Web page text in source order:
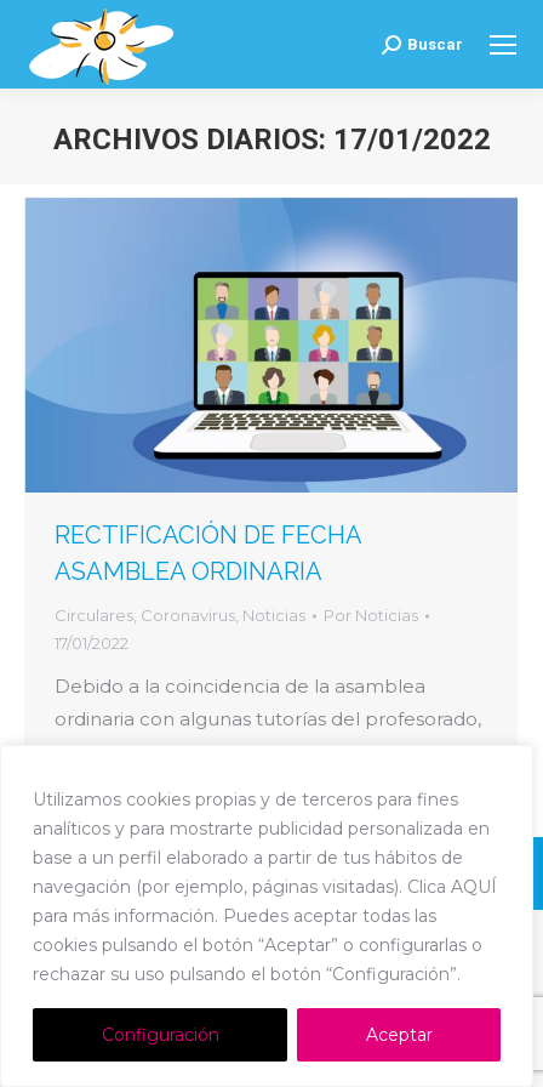
Utilizamos cookies propias y de terceros para fines
analíticos y para mostrarte publicidad personalizada en
base a un perfil elaborado a partir de tus hábitos de
navegación (por ejemplo, páginas visitadas). Clica AQUÍ
para más información. Puedes aceptar todas las
cookies pulsando el botón “Aceptar” o configurarlas o
rechazar su uso pulsando el botón “Configuración”.
Configuración Aceptar
Buscar:
Buscar
ARCHIVOS DIARIOS: 17/01/2022
RECTIFICACIÓN DE FECHA
ASAMBLEA ORDINARIA
Circulares Coronavirus Noticias Por Noticias
17/01/2022
Debido a la coincidencia de la asamblea
ordinaria con algunas tutorías del profesorado,
Dream-Theme — truly premium WordPress themes
Política de Cookies-Política de Privacidad- Aviso Legal